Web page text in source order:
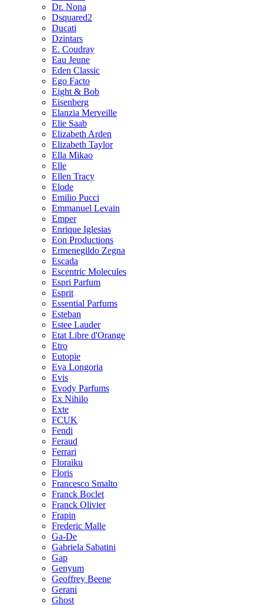
Dr. Nona
Dsquared2
Ducati
Dzintars
E. Coudray
Eau Jeune
Eden Classic
Ego Facto
Eight & Bob
Eisenberg
Elanzia Merveille
Elie Saab
Elizabeth Arden
Elizabeth Taylor
Ella Mikao
Elle
Ellen Tracy
Elode
Emilio Pucci
Emmanuel Levain
Emper
Enrique Iglesias
Eon Productions
Ermenegildo Zegna
Escada
Escentric Molecules
Espri Parfum
Esprit
Essential Parfums
Esteban
Estee Lauder
Etat Libre d'Orange
Etro
Eutopie
Eva Longoria
Evis
Evody Parfums
Ex Nihilo
Exte
FCUK
Fendi
Feraud
Ferrari
Floraiku
Floris
Francesco Smalto
Franck Boclet
Franck Olivier
Frapin
Frederic Malle
Ga-De
Gabriela Sabatini
Gap
Genyum
Geoffrey Beene
Gerani
Ghost